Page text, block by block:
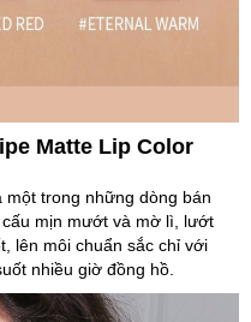
Matte Lip Color
một trong những dòng bán
mịn mướt và mờ lì, lướt
lên môi chuẩn sắc chỉ với
nhiều giờ đồng hồ.